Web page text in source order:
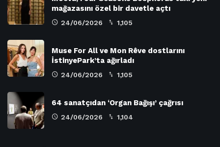
mağazasını özel bir davetle açtı
24/06/2026 1,105
Muse For All ve Mon Rêve dostlarını
İstinyePark’ta ağırladı
24/06/2026 1,105
64 sanatçıdan ‘Organ Bağışı’ çağrısı
24/06/2026 1,104